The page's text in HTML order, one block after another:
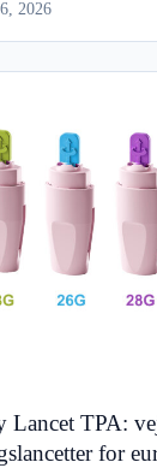
2026
Lancet TPA:
for